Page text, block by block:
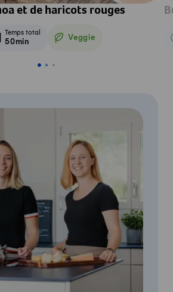
et de haricots rouges
Temps total
50min Veggie
Veggie